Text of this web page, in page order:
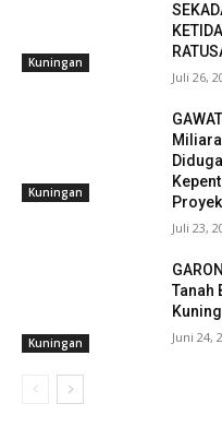
Kuningan
Juli 26,
Kuningan
Juli 23,
Kuningan
Tanah
Juni 24,